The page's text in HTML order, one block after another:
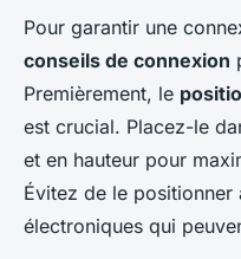
Pour garantir une
conseils de connexion
Premièrement, le
est crucial. Placez-le
et en hauteur pour
Évitez de le
électroniques qui